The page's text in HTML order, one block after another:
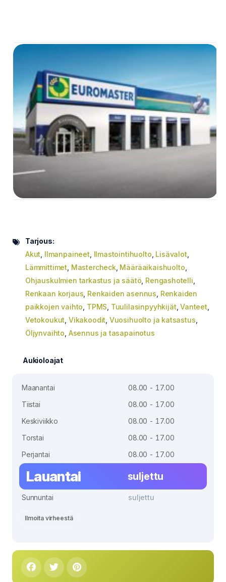
Tarjous:
Akut Ilmanpaineet Ilmastointihuolto Lisävalot
Lämmittimet Mastercheck, Määräaikaishuolto
Ohjauskulmien tarkastus ja säätö Rengashotelli
Renkaan korjaus Renkaiden asennus Renkaiden
paikkojen vaihto TPMS Tuulilasinpyyhkijät ,Vanteet
Vetokoukut Vikakoodit Vuosihuolto ja katsastus
Öljynvaihto Asennus ja tasapainotus
Aukioloajat
Maanantai
08.00 - 17.00
Tiistai
08.00 - 17.00
Keskiviikko
08.00 - 17.00
Torstai
08.00 - 17.00
Perjantai
08.00 - 17.00
Lauantai suljettu
Sunnuntai suljettu
Ilmoita virheestä